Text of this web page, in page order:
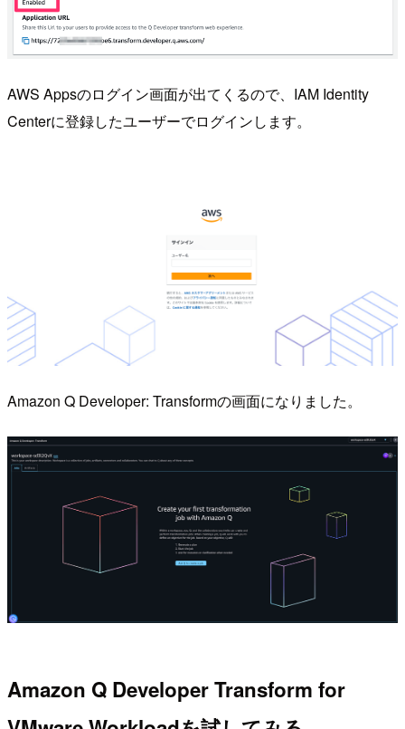
AWS Appsのログイン画面が出てくるので、IAM Identity
Centerに登録したユーザーでログインします。
Amazon Q Developer: Transformの画面になりました。
Amazon Q Developer Transform for